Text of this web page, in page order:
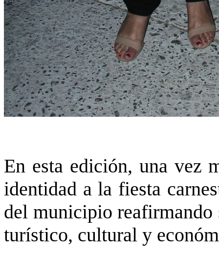
En esta edición, una vez
identidad a la fiesta
del municipio
turístico, cultural y